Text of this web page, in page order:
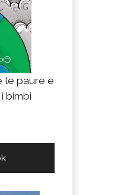
le paure e
bimbi